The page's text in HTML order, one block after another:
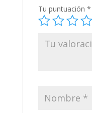
Tu puntuación *